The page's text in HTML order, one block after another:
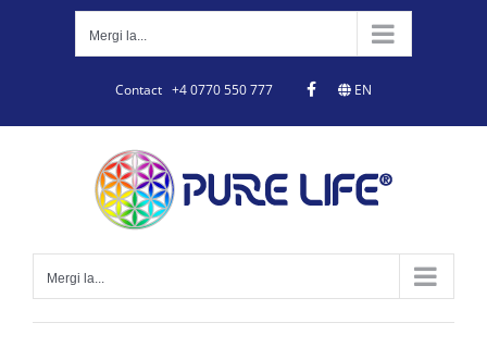
Mergi la...
Contact +4 0770 550 777 EN
Mergi la...